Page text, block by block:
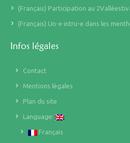
(Français) Participation au
(Français) Un-e intru-e dans les
Infos légales
Contact
Mentions légales
Plan du site
Language:
Français